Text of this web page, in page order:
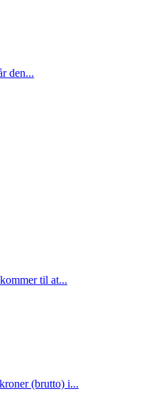
den...
til at...
(brutto) i...